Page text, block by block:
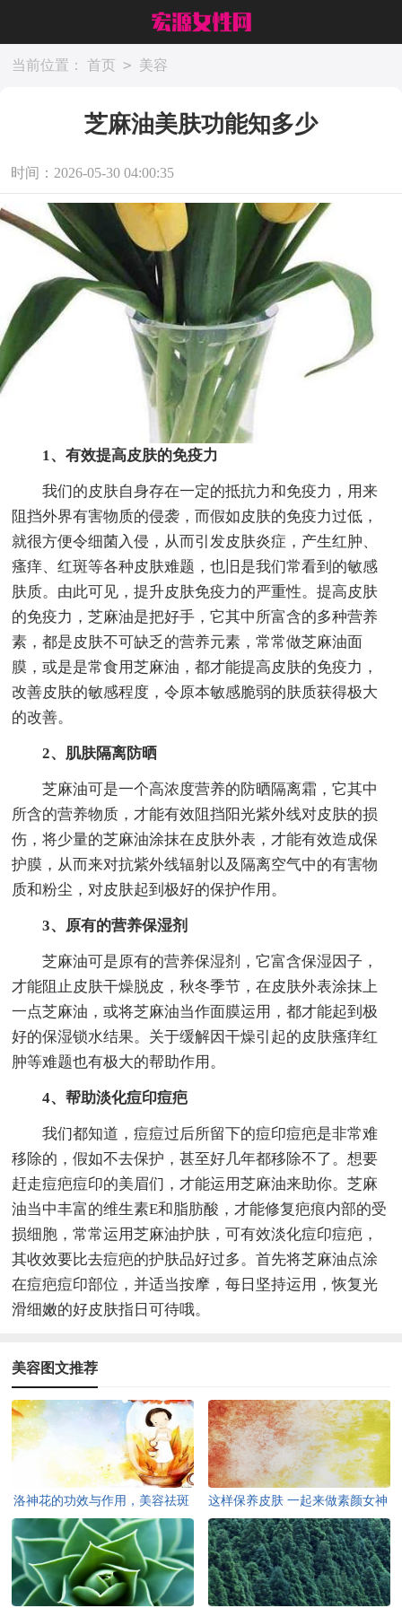
当前位置： 首页 > 美容
芝麻油美肤功能知多少
时间：2026-05-30 04:00:35
1、有效提高皮肤的免疫力
我们的皮肤自身存在一定的抵抗力和免疫力，用来
阻挡外界有害物质的侵袭，而假如皮肤的免疫力过低，
就很方便令细菌入侵，从而引发皮肤炎症，产生红肿、
瘙痒、红斑等各种皮肤难题，也旧是我们常看到的敏感
肤质。由此可见，提升皮肤免疫力的严重性。提高皮肤
的免疫力，芝麻油是把好手，它其中所富含的多种营养
素，都是皮肤不可缺乏的营养元素，常常做芝麻油面
膜，或是是常食用芝麻油，都才能提高皮肤的免疫力，
改善皮肤的敏感程度，令原本敏感脆弱的肤质获得极大
的改善。
2、肌肤隔离防晒
芝麻油可是一个高浓度营养的防晒隔离霜，它其中
所含的营养物质，才能有效阻挡阳光紫外线对皮肤的损
伤，将少量的芝麻油涂抹在皮肤外表，才能有效造成保
护膜，从而来对抗紫外线辐射以及隔离空气中的有害物
质和粉尘，对皮肤起到极好的保护作用。
3、原有的营养保湿剂
芝麻油可是原有的营养保湿剂，它富含保湿因子，
才能阻止皮肤干燥脱皮，秋冬季节，在皮肤外表涂抹上
一点芝麻油，或将芝麻油当作面膜运用，都才能起到极
好的保湿锁水结果。关于缓解因干燥引起的皮肤瘙痒红
肿等难题也有极大的帮助作用。
4、帮助淡化痘印痘疤
我们都知道，痘痘过后所留下的痘印痘疤是非常难
移除的，假如不去保护，甚至好几年都移除不了。想要
赶走痘疤痘印的美眉们，才能运用芝麻油来助你。芝麻
油当中丰富的维生素E和脂肪酸，才能修复疤痕内部的受
损细胞，常常运用芝麻油护肤，可有效淡化痘印痘疤，
其收效要比去痘疤的护肤品好过多。首先将芝麻油点涂
在痘疤痘印部位，并适当按摩，每日坚持运用，恢复光
滑细嫩的好皮肤指日可待哦。
美容图文推荐
洛神花的功效与作用，美容祛斑
缓解平滑肌痉挛
这样保养皮肤 一起来做素颜女神